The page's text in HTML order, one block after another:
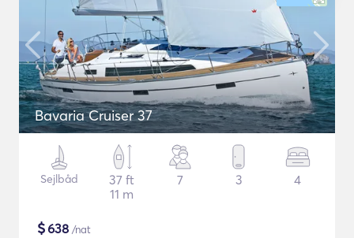
Bavaria Cruiser 37
Sejlbåd
37 ft
11 m
7 3 4
$638 /nat